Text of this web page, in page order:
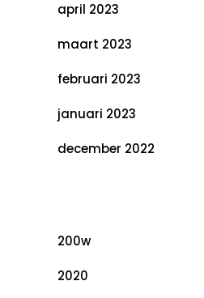
april 2023
maart 2023
februari 2023
januari 2023
december 2022
200w
2020